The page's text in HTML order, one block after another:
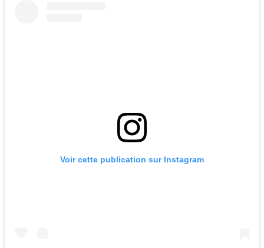
Voir cette publication sur Instagram